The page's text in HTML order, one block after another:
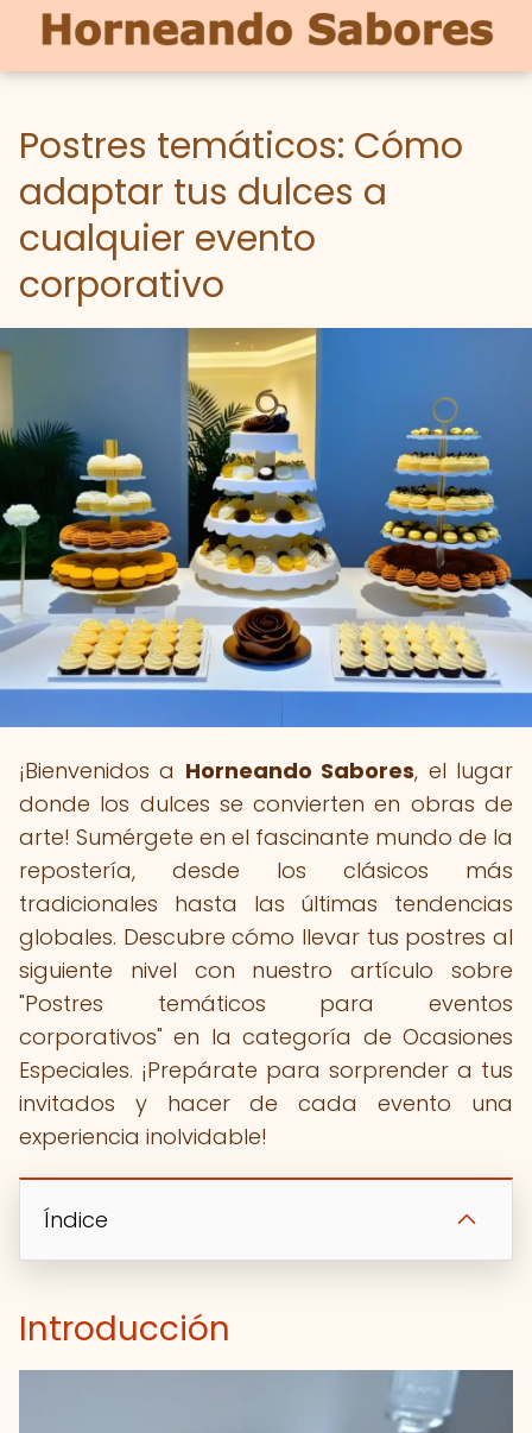
Postres temáticos: Cómo
adaptar tus dulces a
cualquier evento
corporativo
¡Bienvenidos a Horneando Sabores, el lugar
donde los dulces se convierten en obras de
arte! Sumérgete en el fascinante mundo de la
repostería, desde los clásicos más
tradicionales hasta las últimas tendencias
globales. Descubre cómo llevar tus postres al
siguiente nivel con nuestro artículo sobre
"Postres temáticos para eventos
corporativos" en la categoría de Ocasiones
Especiales. ¡Prepárate para sorprender a tus
invitados y hacer de cada evento una
experiencia inolvidable!
Índice
Introducción